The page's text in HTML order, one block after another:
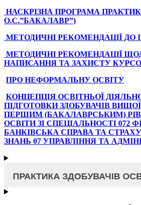
НАСКРІЗНА ПРОГРАМА
О.С.”БАКАЛАВР”)
МЕТОДИЧНІ РЕКОМЕНДАЦІЇ ДО
МЕТОДИЧНІ РЕКОМЕНДАЦІЇ
НАПИСАННЯ ТА ЗАХИСТУ
ПРО НЕФОРМАЛЬНУ ОСВІТУ
КОНЦЕПЦІЯ ОСВІТНЬОЇ ДІ
ПІДГОТОВКИ ЗДОБУВАЧІВ
ПЕРШИМ (БАКАЛАВРСЬКИМ)
ОСВІТИ ЗІ СПЕЦІАЛЬНОСТІ 072
БАНКІВСЬКА СПРАВА ТА
ЗНАНЬ 07 УПРАВЛІННЯ ТА
ПРАКТИКА ЗДОБУВАЧІВ